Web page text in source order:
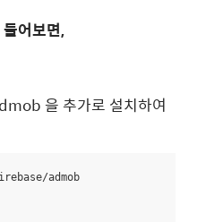
어보면,
을 추가로 설치하여
admob